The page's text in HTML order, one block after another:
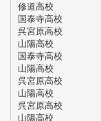
修道高校
国泰寺高校
呉宮原高校
山陽高校
国泰寺高校
山陽高校
呉宮原高校
山陽高校
呉宮原高校
山陽高校